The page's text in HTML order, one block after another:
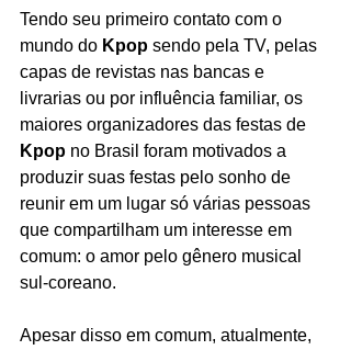
Tendo seu primeiro contato com o
mundo do Kpop sendo pela TV, pelas
capas de revistas nas bancas e
livrarias ou por influência familiar, os
maiores organizadores das festas de
Kpop no Brasil foram motivados a
produzir suas festas pelo sonho de
reunir em um lugar só várias pessoas
que compartilham um interesse em
comum: o amor pelo gênero musical
sul-coreano.
Apesar disso em comum, atualmente,